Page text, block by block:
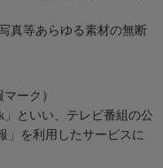
真等あらゆる素材の無断
ーク）
」といい、テレビ番組の公
」を利用したサービスに